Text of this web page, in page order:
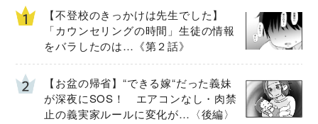
【不登校のきっかけは先生でした】
「カウンセリングの時間」生徒の情報
をバラしたのは…《第２話》
【お盆の帰省】“できる嫁“だった義妹
が深夜にSOS！ エアコンなし・肉禁
止の義実家ルールに変化が…〈後編〉